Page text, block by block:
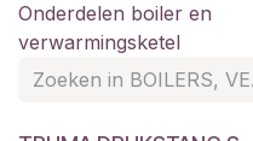
Onderdelen boiler en
verwarmingsketel